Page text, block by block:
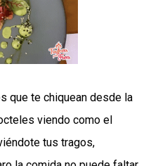
que te chiquean desde la
viendo como el
tus tragos,